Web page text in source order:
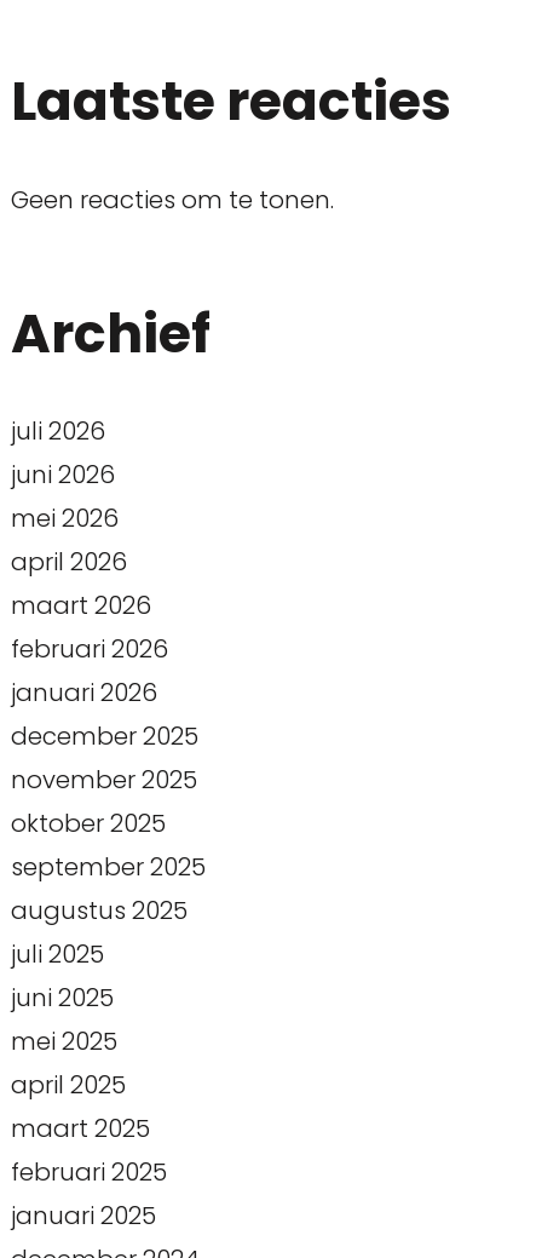
Laatste reacties
Geen reacties om te tonen.
Archief
juli 2026
juni 2026
mei 2026
april 2026
maart 2026
februari 2026
januari 2026
december 2025
november 2025
oktober 2025
september 2025
augustus 2025
juli 2025
juni 2025
mei 2025
april 2025
maart 2025
februari 2025
januari 2025